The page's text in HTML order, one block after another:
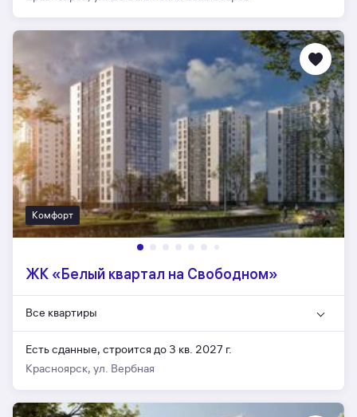
Комфорт
ЖК «Белый квартал на Свободном»
Все квартиры
Есть сданные, строится до 3 кв. 2027 г.
Красноярск, ул. Вербная